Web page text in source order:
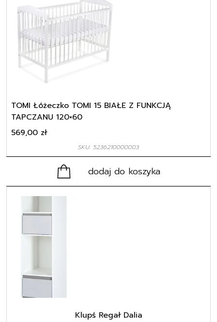
TOMI Łóżeczko TOMI 15 BIAŁE Z FUNKCJĄ
TAPCZANU 120×60
SKU: 5236210000003
569,00 zł
dodaj do koszyka
Klupś Regał Dalia